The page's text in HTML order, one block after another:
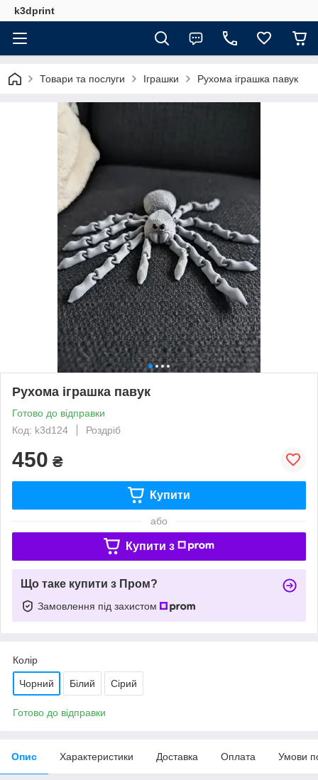
k3dprint
Товари та послуги Іграшки Рухома іграшка павук
Рухома іграшка павук
Готово до відправки
Код: k3d124
Роздріб
450 ₴
Купити
або
Купити з
Що таке купити з Пром?
Замовлення під захистом
Колір
Чорний Білий Сірий
Готово до відправки
Опис Характеристики Доставка Оплата Умови